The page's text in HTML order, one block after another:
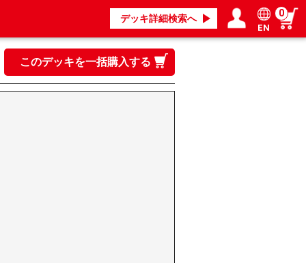
デッキ詳細検索へ
ログイン／会員登録
マイページ
EN
0
このデッキを一括購入する